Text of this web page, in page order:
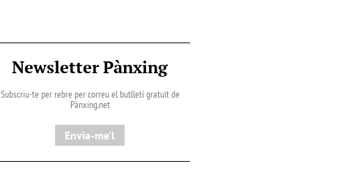
Newsletter Pànxing
Subscriu-te per rebre per correu el butlletí gratuït de
Pànxing.net​
Envia-me'l